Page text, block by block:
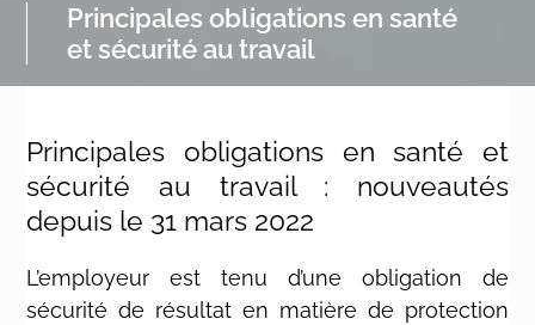
Principales obligations en santé
et sécurité au travail
Principales obligations en santé et
sécurité au travail : nouveautés
depuis le 31 mars 2022
L’employeur est tenu d’une obligation de
sécurité de résultat en matière de protection